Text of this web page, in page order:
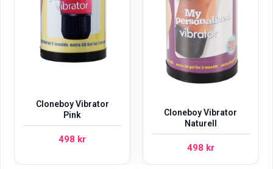
Cloneboy Vibrator
Pink
498 kr
Cloneboy Vibrator
Naturell
498 kr